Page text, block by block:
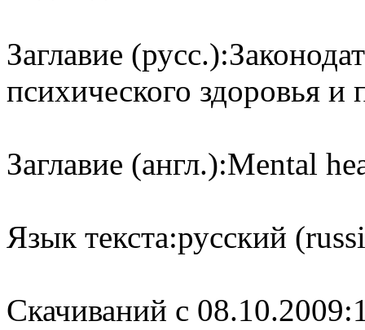
Заглавие (русс.):
психического здоровья и
Заглавие (англ.):Mental
Язык текста:русский
Cкачиваний с 08.10.2009: